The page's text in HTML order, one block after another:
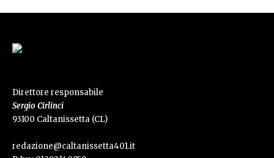
Direttore responsabile
Sergio Cirlinci
93100 Caltanissetta (CL)
redazione@caltanissetta401.it